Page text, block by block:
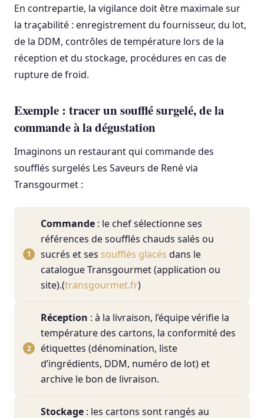
En contrepartie, la vigilance doit être maximale sur
la traçabilité : enregistrement du fournisseur, du lot,
de la DDM, contrôles de température lors de la
réception et du stockage, procédures en cas de
rupture de froid.
Exemple : tracer un soufflé surgelé, de la
commande à la dégustation
Imaginons un restaurant qui commande des
soufflés surgelés Les Saveurs de René via
Transgourmet :
Commande : le chef sélectionne ses
références de soufflés chauds salés ou
sucrés et ses soufflés glacés dans le
catalogue Transgourmet (application ou
site).(transgourmet.fr)
Réception : à la livraison, l’équipe vérifie la
température des cartons, la conformité des
étiquettes (dénomination, liste
d’ingrédients, DDM, numéro de lot) et
archive le bon de livraison.
Stockage : les cartons sont rangés au